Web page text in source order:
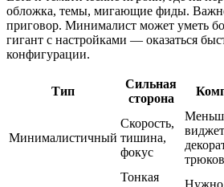
обложка, темы, мигающие фиды.
приговор. Минималист может уметь
гигант с настройками — оказаться
конфигурации.
Тип
Сильная
сторона
Минималистичный
Скорость,
тишина,
фокус
трюков
Тонкая
Нужно